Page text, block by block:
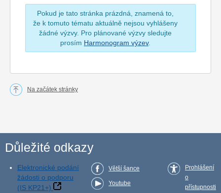
Pokud je tato stránka prázdná, znamená to,
že k tomuto tématu aktuálně nejsou vyhlášeny
žádné výzvy. Pro plánované výzvy sledujte
prosím Harmonogram výzev.
Na začátek stránky
Důležité odkazy
Elektronické podání
žádosti o podporu
(IS KP21+)
Větší šance
Youtube
Prohlášení
o
přístupnosti